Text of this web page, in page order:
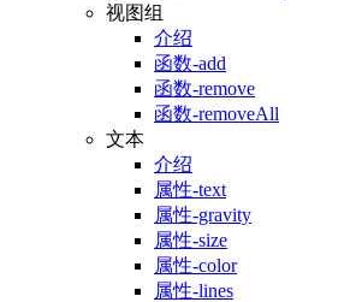
视图组
介绍
函数-add
函数-remove
函数-removeAll
文本
介绍
属性-text
属性-gravity
属性-size
属性-color
属性-lines